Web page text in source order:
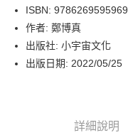
LINE Pay
Apple Pay
街口支付
ISBN: 9786269595969
作者: 鄭博真
出版社: 小宇宙文化
出版日期: 2022/05/25
詳細說明